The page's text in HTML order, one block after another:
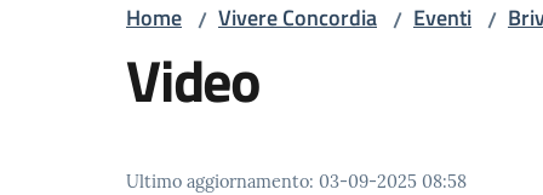
Home / Vivere Concordia / Eventi /
Video
Ultimo aggiornamento: 03-09-2025 08:58